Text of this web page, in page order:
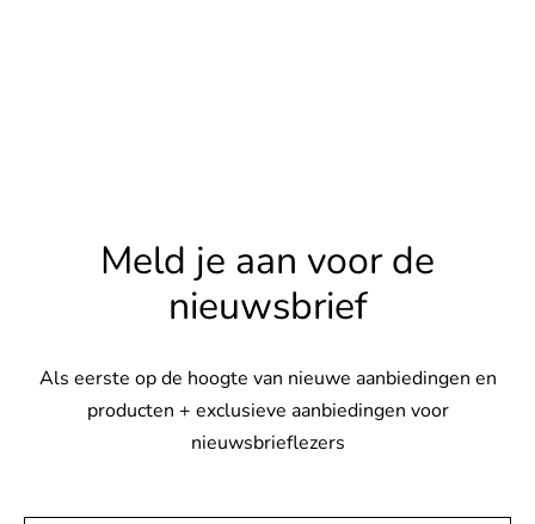
Meld je aan voor de
nieuwsbrief
Als eerste op de hoogte van nieuwe aanbiedingen en
producten + exclusieve aanbiedingen voor
nieuwsbrieflezers